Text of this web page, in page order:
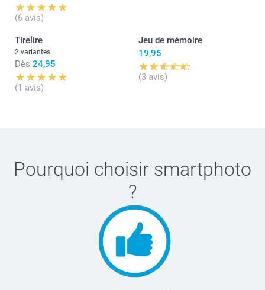
(6 avis)
Tirelire
2 variantes
Dès 24,95
(1 avis)
Jeu de mémoire
19,95
(3 avis)
Pourquoi choisir smartphoto
?